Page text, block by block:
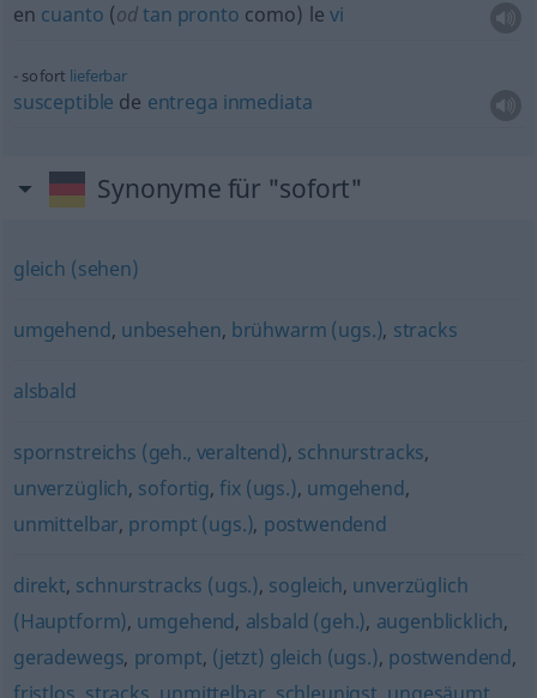
en cuanto (odtan pronto como) le vi
sofort lieferbar
susceptible de entrega inmediata
Synonyme für "sofort"
gleich (sehen)
umgehend, unbesehen, brühwarm (ugs.), stracks
alsbald
spornstreichs (geh., veraltend), schnurstracks,
unverzüglich, sofortig,fix (ugs.), umgehend,
unmittelbar, prompt (ugs.), postwendend
direkt, schnurstracks (ugs.), sogleich, unverzüglich
(Hauptform), umgehend, alsbald (geh.), augenblicklich,
geradewegs, prompt, (jetzt) gleich (ugs.), postwendend,